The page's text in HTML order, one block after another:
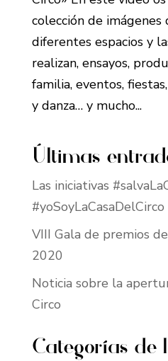
colección de imágenes
diferentes espacios y
realizan, ensayos,
familia, eventos,
y danza… y mucho...
Últimas
Las iniciativas
#yoSoyLaCasaDelCirco
VIII Gala de premios
2020
Noticia sobre la
Circo
Categorías de